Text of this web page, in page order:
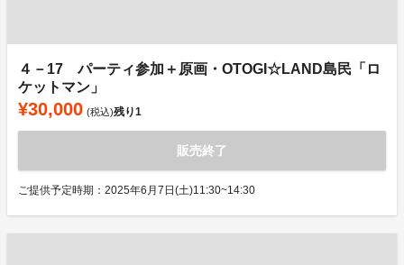
４－17 パーティ参加＋原画・OTOGI☆LAND島民「ロ
ケットマン」
¥30,000 (税込)残り1
販売終了
ご提供予定時期：2025年6月7日(土)11:30~14:30